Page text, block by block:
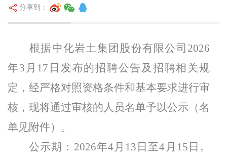
分享到：
根据中化岩土集团股份有限公司2026
年3月17日发布的招聘公告及招聘相关规
定，经严格对照资格条件和基本要求进行审
核，现将通过审核的人员名单予以公示（名
单见附件）。
公示期 ：2026年4月13日至4月15日。